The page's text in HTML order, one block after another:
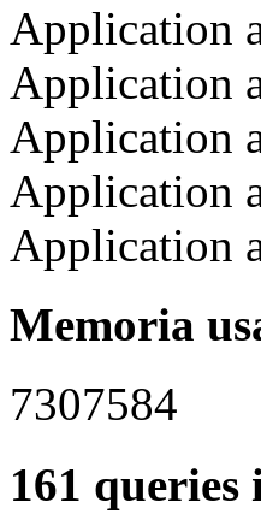
Application
Application
Application
Application
Application
Memoria
7307584
161